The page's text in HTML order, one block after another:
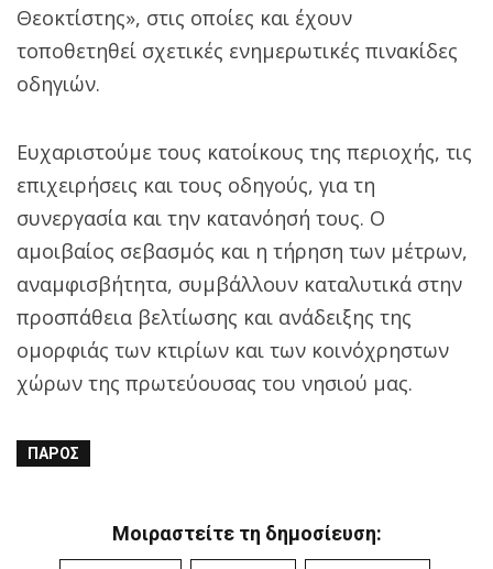
Θεοκτίστης», στις οποίες και έχουν
τοποθετηθεί σχετικές ενημερωτικές πινακίδες
οδηγιών.
Ευχαριστούμε τους κατοίκους της περιοχής, τις
επιχειρήσεις και τους οδηγούς, για τη
συνεργασία και την κατανόησή τους. Ο
αμοιβαίος σεβασμός και η τήρηση των μέτρων,
αναμφισβήτητα, συμβάλλουν καταλυτικά στην
προσπάθεια βελτίωσης και ανάδειξης της
ομορφιάς των κτιρίων και των κοινόχρηστων
χώρων της πρωτεύουσας του νησιού μας.
ΠΆΡΟΣ
Μοιραστείτε τη δημοσίευση: